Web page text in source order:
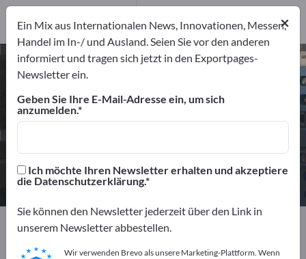
Lasersysteme – Hersteller und
Anbieter Hersteller
3 1
Distributoren3
Dienstleister1
Exportpages Elektrotechnik
×
Ein Mix aus Internationalen News, Innovationen, Messen,
Handel im In-/ und Ausland. Seien Sie vor den anderen
informiert und tragen sich jetzt in den Exportpages-
Newsletter ein.
Geben Sie Ihre E-Mail-Adresse ein, um sich
anzumelden.
Ich möchte Ihren Newsletter erhalten und akzeptiere
die Datenschutzerklärung.
Sie können den Newsletter jederzeit über den Link in
unserem Newsletter abbestellen.
Wir verwenden Brevo als unsere Marketing-Plattform. Wenn